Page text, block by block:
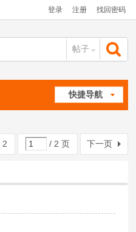
登录 注册 找回密码
帖子
快捷导航
2 / 2 页 下一页